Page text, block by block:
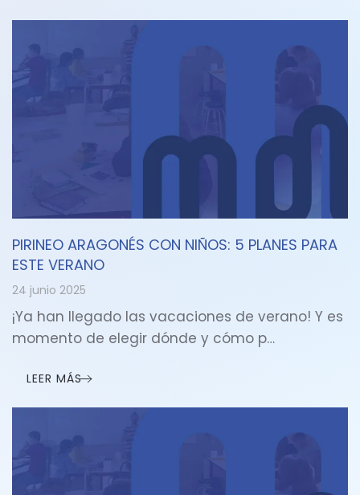
PIRINEO ARAGONÉS CON NIÑOS: 5 PLANES PARA
ESTE VERANO
24 junio 2025
¡Ya han llegado las vacaciones de verano! Y es
momento de elegir dónde y cómo p…
LEER MÁS